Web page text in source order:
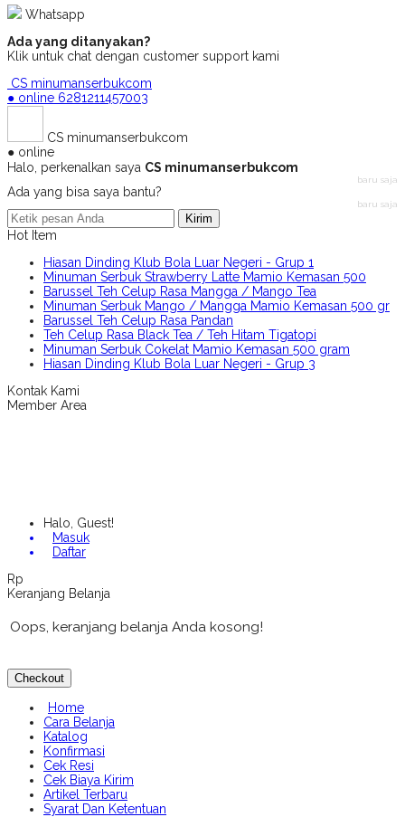
Whatsapp
Ada yang ditanyakan?
Klik untuk chat dengan customer support kami
CS minumanserbukcom
● online 6281211457003
CS minumanserbukcom
● online
Halo, perkenalkan saya CS minumanserbukcom
baru saja
Ada yang bisa saya bantu?
baru saja
Kirim
Hot Item
Hiasan Dinding Klub Bola Luar Negeri - Grup 1
Minuman Serbuk Strawberry Latte Mamio Kemasan 500
Barussel Teh Celup Rasa Mangga / Mango Tea
Minuman Serbuk Mango / Mangga Mamio Kemasan 500 gr
Barussel Teh Celup Rasa Pandan
Teh Celup Rasa Black Tea / Teh Hitam Tigatopi
Minuman Serbuk Cokelat Mamio Kemasan 500 gram
Hiasan Dinding Klub Bola Luar Negeri - Grup 3
Kontak Kami
Member Area
Halo, Guest!
Masuk
Daftar
Rp
Keranjang Belanja
Oops, keranjang belanja Anda kosong!
Checkout
Home
Cara Belanja
Katalog
Konfirmasi
Cek Resi
Cek Biaya Kirim
Artikel Terbaru
Syarat Dan Ketentuan